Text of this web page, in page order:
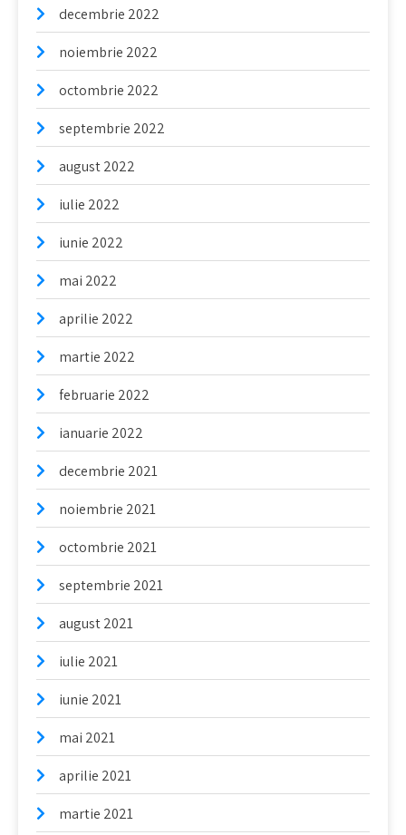
decembrie 2022
noiembrie 2022
octombrie 2022
septembrie 2022
august 2022
iulie 2022
iunie 2022
mai 2022
aprilie 2022
martie 2022
februarie 2022
ianuarie 2022
decembrie 2021
noiembrie 2021
octombrie 2021
septembrie 2021
august 2021
iulie 2021
iunie 2021
mai 2021
aprilie 2021
martie 2021